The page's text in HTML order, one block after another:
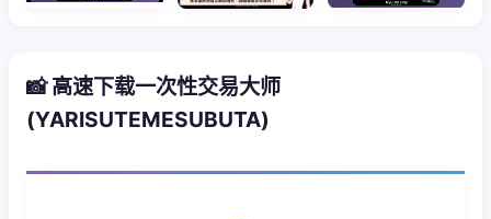
📸 高速下载一次性交易大师
(YARISUTEMESUBUTA)